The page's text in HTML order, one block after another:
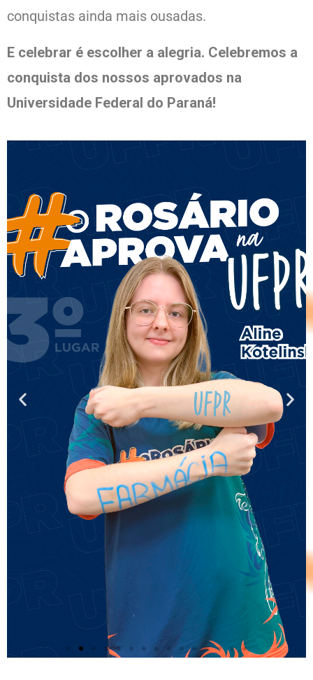
conquistas ainda mais ousadas.
E celebrar é escolher a alegria. Celebremos a
conquista dos nossos aprovados na
Universidade Federal do Paraná!